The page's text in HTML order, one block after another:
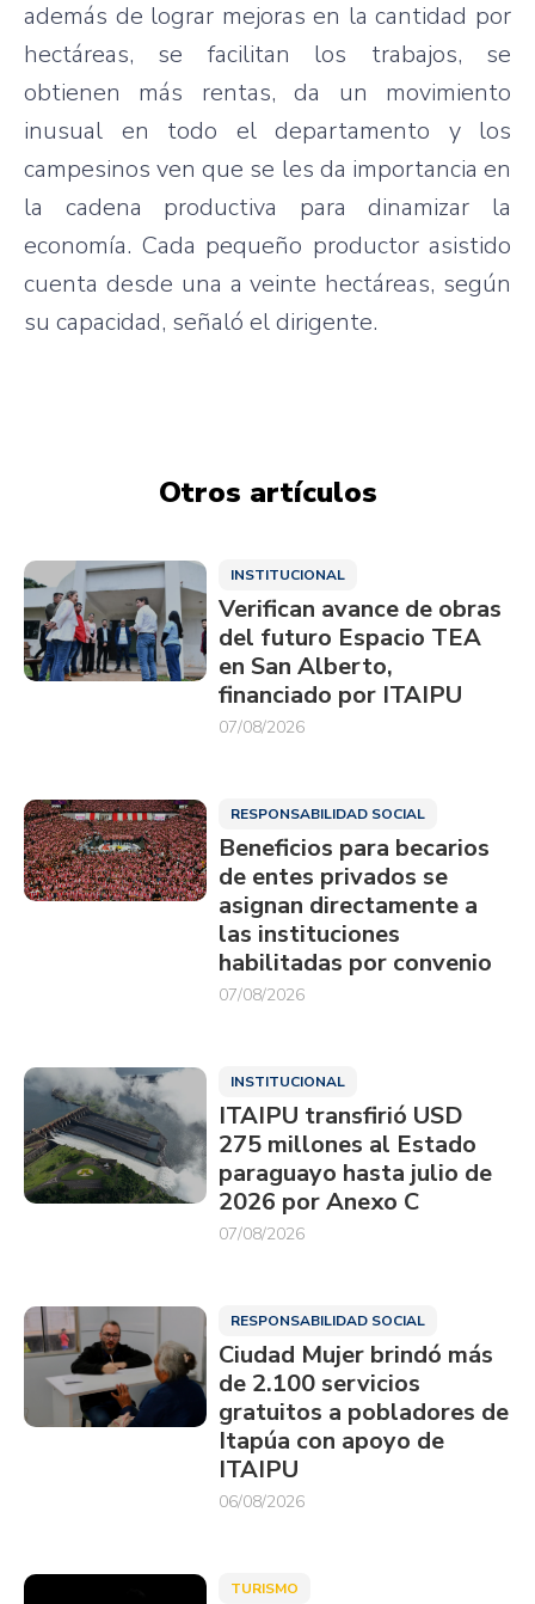
además de lograr mejoras en lacantidad por
hectáreas, sefacilitan los trabajos, se
obtienen
más rentas,da un movimiento
inusual en todo el departamento y los
campesinos ven que se les da importancia en
la cadena productiva para dinamizar la
economía. Cada pequeño productor asistido
cuenta desde una aveinte hectáreas, según
su capacidad, señaló eldirigente.
Otros artículos
INSTITUCIONAL
Verifican avance de obras
del futuro Espacio TEA
en San Alberto,
financiado por ITAIPU
07/08/2026
RESPONSABILIDAD SOCIAL
Beneficios para becarios
de entes privados se
asignan directamente a
las instituciones
habilitadas por convenio
07/08/2026
INSTITUCIONAL
ITAIPU transfirió USD
275 millones al Estado
paraguayo hasta julio de
2026 por Anexo C
07/08/2026
RESPONSABILIDAD SOCIAL
Ciudad Mujer brindó más
de 2.100 servicios
gratuitos a pobladores de
Itapúa con apoyo de
ITAIPU
06/08/2026
TURISMO